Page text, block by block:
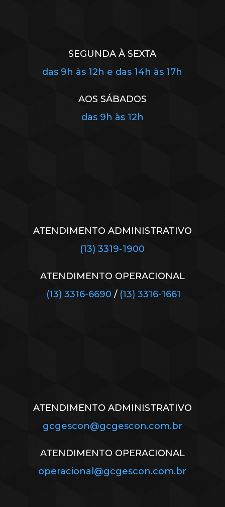
SEGUNDA À SEXTA
das 9h às 12h e das 14h às 17h
AOS SÁBADOS
das 9h às 12h
ATENDIMENTO ADMINISTRATIVO
(13) 3319-1900
ATENDIMENTO OPERACIONAL
(13) 3316-6690 / (13) 3316-1661
ATENDIMENTO ADMINISTRATIVO
gcgescon@gcgescon.com.br
ATENDIMENTO OPERACIONAL
operacional@gcgescon.com.br